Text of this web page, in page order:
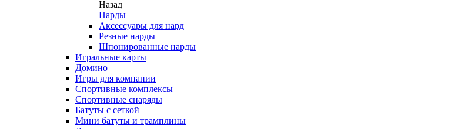
Назад
Нарды
Аксессуары для нард
Резные нарды
Шпонированные нарды
Игральные карты
Домино
Игры для компании
Спортивные комплексы
Спортивные снаряды
Батуты с сеткой
Мини батуты и трамплины